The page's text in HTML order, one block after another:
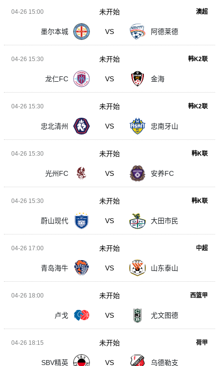
04-26 15:00 澳超
墨尔本城 VS 阿德莱德
未开始
04-26 15:30 韩K2联
龙仁FC VS 金海
未开始
04-26 15:30 韩K2联
忠北清州 VS 忠南牙山
未开始
04-26 15:30 韩K联
光州FC VS 安养FC
未开始
04-26 15:30 韩K联
蔚山现代 VS 大田市民
未开始
04-26 17:00 中超
青岛海牛 VS 山东泰山
未开始
04-26 18:00 西篮甲
卢戈 VS 尤文图德
未开始
04-26 18:15 荷甲
SBV精英 VS 乌德勒支
未开始